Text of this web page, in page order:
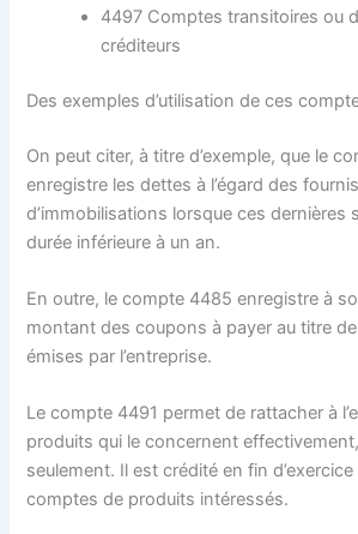
4497 Comptes transitoires ou
créditeurs
Des exemples d’utilisation de ces
On peut citer, à titre d’exemple, que le
enregistre les dettes à l’égard des
d’immobilisations lorsque ces dernières
durée inférieure à un an.
En outre, le compte 4485 enregistre à
montant des coupons à payer au titre
émises par l’entreprise.
Le compte 4491 permet de rattacher à
produits qui le concernent
seulement. Il est crédité en fin
comptes de produits intéressés.